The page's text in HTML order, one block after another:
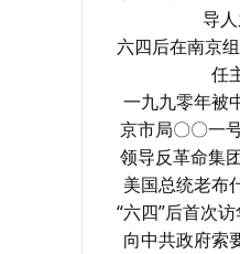
导人
六四后在南京
任
一九九零年被
京市局〇〇一
领导反革命集
美国总统老布
“六四”后首次
向中共政府索